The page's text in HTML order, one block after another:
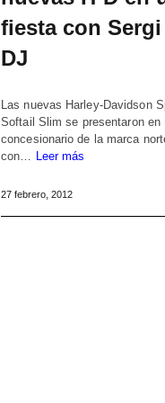
fiesta con
DJ
Las nuevas Harley-Davidson
Softail Slim se presentaron en
concesionario de la marca
con… Leer más
27 febrero, 2012